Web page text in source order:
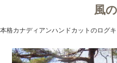
風
本格カナディアンハンドカットのログ